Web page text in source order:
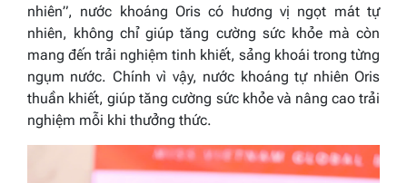
nhiên”, nước khoáng Oris có hương vị ngọt mát tự
nhiên, không chỉ giúp tăng cường sức khỏe mà còn
mang đến trải nghiệm tinh khiết, sảng khoái trong từng
ngụm nước. Chính vì vậy, nước khoáng tự nhiên Oris
thuần khiết, giúp tăng cường sức khỏe và nâng cao trải
nghiệm mỗi khi thưởng thức.